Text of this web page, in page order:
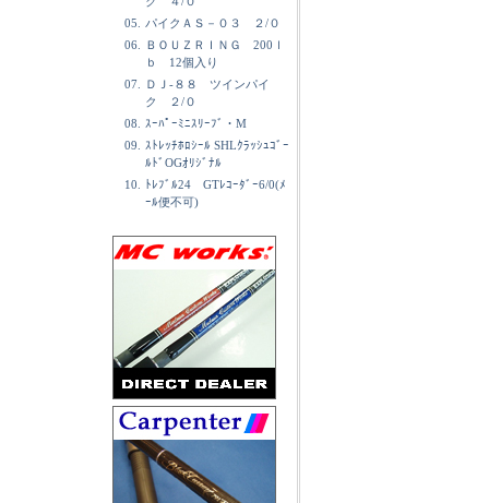
05.
パイクＡＳ－０３ ２/０
06.
ＢＯＵＺＲＩＮＧ 200ｌ
ｂ 12個入り
07.
ＤＪ-８８ ツインパイ
ク ２/０
08.
ｽｰﾊﾟｰﾐﾆｽﾘｰﾌﾞ・M
09.
ｽﾄﾚｯﾁﾎﾛｼｰﾙ SHLｸﾗｯｼｭｺﾞｰ
ﾙﾄﾞOGｵﾘｼﾞﾅﾙ
10.
ﾄﾚﾌﾞﾙ24 GTﾚｺｰﾀﾞｰ6/0(ﾒ
ｰﾙ便不可)